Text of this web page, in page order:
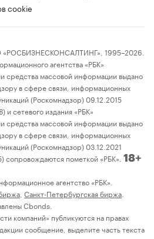
cookie
1995–2026.
агентства «РБК»
средства массовой информации выдано
в сфере связи, информационных
(Роскомнадзор) 09.12.2015
сетевого издания «РБК»
средства массовой информации выдано
в сфере связи, информационных
(Роскомнадзор) 03.12.2021
пометкой «РБК». 18+
агентство «РБК».
Санкт-Петербургская биржа
Cbonds.
компаний» публикуются на правах
сообщение, выделите часть текста